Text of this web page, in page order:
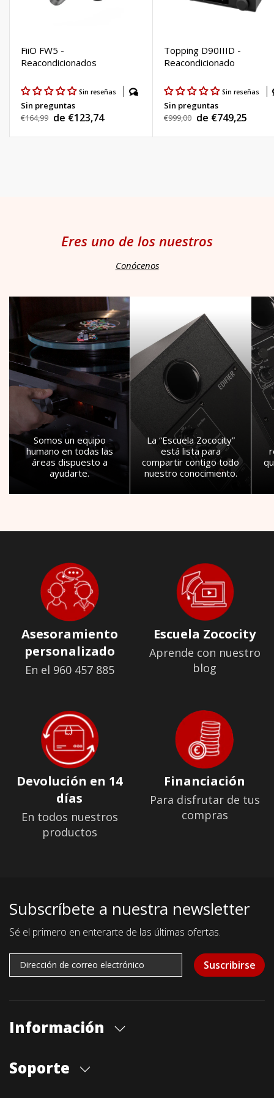
FiiO FW5 -
Reacondicionados
Sin reseñas
Sin preguntas
Precio
€164,99 Precio
de
de €123,74
Topping D90IIID -
Reacondicionado
Sin reseñas
Sin preguntas
Precio
€999,00 Precio
de
de €749,25
Eres uno de los nuestros
Conócenos
Somos un equipo
humano en todas las
áreas dispuesto a
ayudarte.
La “Escuela Zococity”
está lista para
compartir contigo todo
nuestro conocimiento.
Asesoramiento
personalizado
En el 960 457 885
Escuela Zococity
Aprende con nuestro
blog
Devolución en 14
días
En todos nuestros
productos
Financiación
Para disfrutar de tus
compras
Subscríbete a nuestra newsletter
Sé el primero en enterarte de las últimas ofertas.
Suscribirse
Información
Cita previa tienda
Soporte